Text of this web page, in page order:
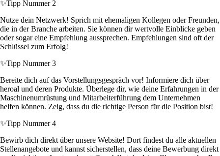
✨Tipp Nummer 2
Nutze dein Netzwerk! Sprich mit ehemaligen Kollegen oder Freunden,
die in der Branche arbeiten. Sie können dir wertvolle Einblicke geben
oder sogar eine Empfehlung aussprechen. Empfehlungen sind oft der
Schlüssel zum Erfolg!
✨Tipp Nummer 3
Bereite dich auf das Vorstellungsgespräch vor! Informiere dich über
heroal und deren Produkte. Überlege dir, wie deine Erfahrungen in der
Maschinenumrüstung und Mitarbeiterführung dem Unternehmen
helfen können. Zeig, dass du die richtige Person für die Position bist!
✨Tipp Nummer 4
Bewirb dich direkt über unsere Website! Dort findest du alle aktuellen
Stellenangebote und kannst sicherstellen, dass deine Bewerbung direkt